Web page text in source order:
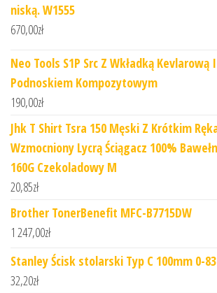
niską. W1555
670,00zł
Neo Tools S1P Src Z Wkładką Kevlarową I
Podnoskiem Kompozytowym
190,00zł
Jhk T Shirt Tsra 150 Męski Z Krótkim
Wzmocniony Lycrą Ściągacz 100%
160G Czekoladowy M
20,85zł
Brother TonerBenefit MFC-B7715DW
1 247,00zł
Stanley Ścisk stolarski Typ C 100mm 0-
32,20zł